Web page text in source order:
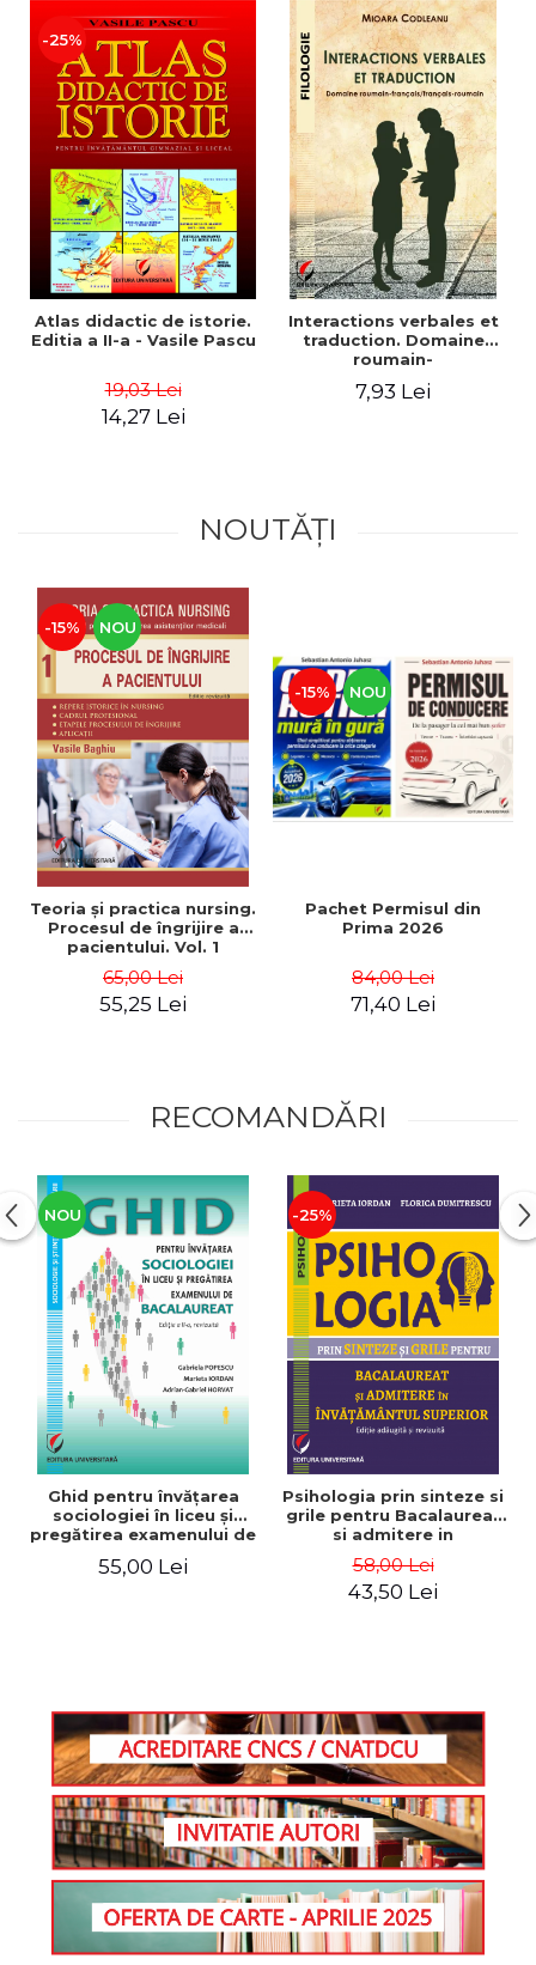
ADMINISTRATIVE
ȘTIINȚE ECONOMICE
ȘTIINȚE EXACTE
EDUCAȚIE FIZICĂ ȘI SPORT
PREUNIVERSITARIA
TIMP LIBER
ÎN CURS DE APARIȚIE
NOUTĂȚI
PACHETE DE STUDIU
PROMOȚIILE LUNII
ULTIMELE EXEMPLARE
Cum Cumpăr
Livrare
Politica de Retur
Formular de Retur
-25%
Atlas didactic de istorie.
Editia a II-a - Vasile Pascu
19,03 Lei
14,27 Lei
Interactions verbales et
traduction. Domaine
roumain-
- Mioara Codleanu
7,93 Lei
NOUTĂȚI
-15% NOU
Teoria şi practica nursing.
Procesul de îngrijire a
pacientului. Vol. 1
65,00 Lei
55,25 Lei
-15% NOU
Pachet Permisul din
Prima 2026
84,00 Lei
71,40 Lei
RECOMANDĂRI
NOU
Ghid pentru învăţarea
sociologiei în liceu şi
pregătirea examenului de
revizuită
55,00 Lei
-25%
Psihologia prin sinteze si
grile pentru Bacalaureat
si admitere in
58,00 Lei
43,50 Lei